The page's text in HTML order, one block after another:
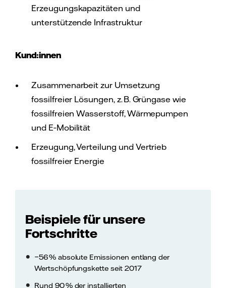
Erzeugungskapazitäten und
unterstützende Infrastruktur
Kund:innen
Zusammenarbeit zur Umsetzung
fossilfreier Lösungen, z. B. Grüngase wie
fossilfreien Wasserstoff, Wärmepumpen
und E‑Mobilität
Erzeugung, Verteilung und Vertrieb
fossilfreier Energie
Beispiele für unsere
Fortschritte
−56 % absolute Emissionen entlang der
Wertschöpfungskette seit 2017
Rund 90 % der installierten